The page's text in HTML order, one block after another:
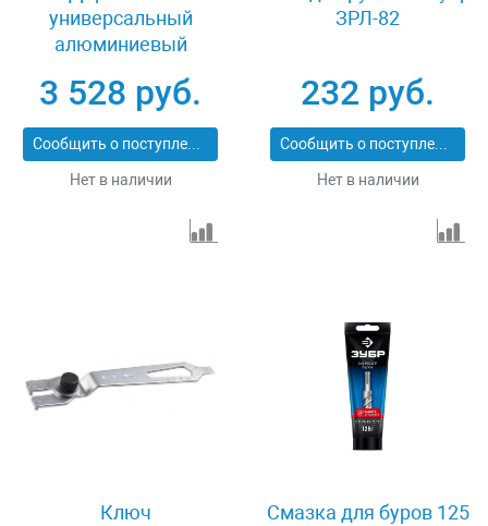
универсальный
алюминиевый
3 528 руб.
Сообщить о поступлении
Нет в наличии
ЗРЛ-82
232 руб.
Сообщить о поступлении
Нет в наличии
Ключ
Смазка для буров 125